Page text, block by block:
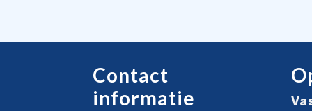
Contact
informatie